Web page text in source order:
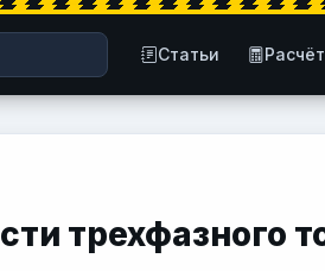
Статьи
трехфазного